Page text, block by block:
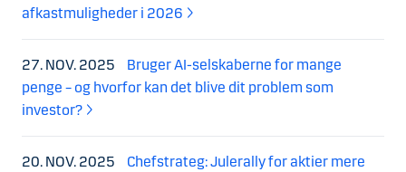
afkastmuligheder i 2026
27. NOV. 2025
Bruger AI-selskaberne for mange
penge – og hvorfor kan det blive dit problem som
investor?
20. NOV. 2025
Chefstrateg: Julerally for aktier mere